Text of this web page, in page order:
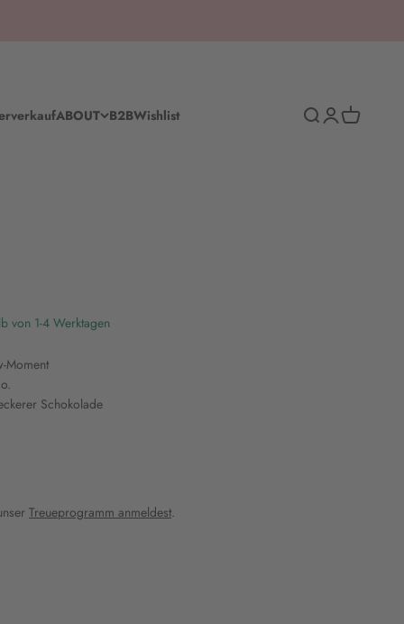
ABOUT B2BWishlist SucheAnmelden
Warenkorb
von 1-4 Werktagen
Moment
Schokolade
Treueprogramm anmeldest.